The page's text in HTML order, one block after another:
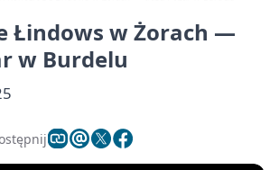
Łindows w Żorach —
w Burdelu